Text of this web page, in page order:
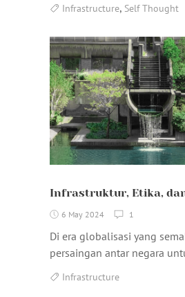
Infrastructure, Self Thought
Infrastruktur, Etika,
6 May 2024 1
Di era globalisasi yang
persaingan antar negara
Infrastructure